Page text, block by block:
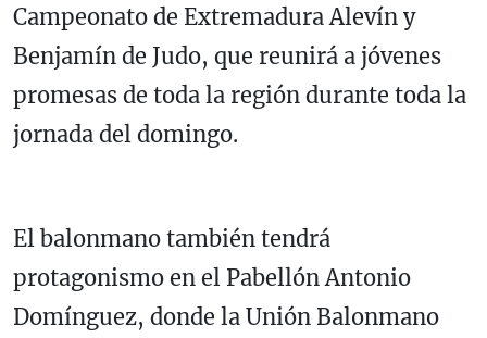
Campeonato de Extremadura Alevín y
Benjamín de Judo, que reunirá a jóvenes
promesas de toda la región durante toda la
jornada del domingo.
El balonmano también tendrá
protagonismo en el Pabellón Antonio
Domínguez, donde la Unión Balonmano